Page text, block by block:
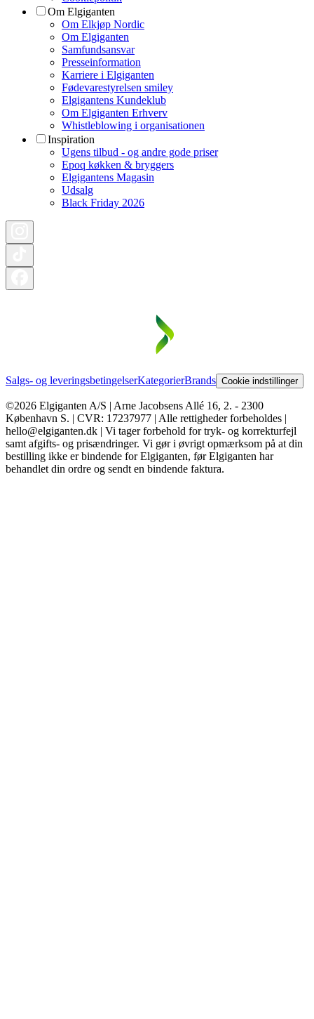
Om Elgiganten
Om Elkjøp Nordic
Om Elgiganten
Samfundsansvar
Presseinformation
Karriere i Elgiganten
Fødevarestyrelsen smiley
Elgigantens Kundeklub
Om Elgiganten Erhverv
Whistleblowing i organisationen
Inspiration
Ugens tilbud - og andre gode priser
Epoq køkken & bryggers
Elgigantens Magasin
Udsalg
Black Friday 2026
Salgs- og leveringsbetingelserKategorierBrands Cookie indstillinger
©2026 Elgiganten A/S | Arne Jacobsens Allé 16, 2. - 2300
København S. | CVR: 17237977 | Alle rettigheder forbeholdes |
hello@elgiganten.dk | Vi tager forbehold for tryk- og korrekturfejl
samt afgifts- og prisændringer. Vi gør i øvrigt opmærksom på at din
bestilling ikke er bindende for Elgiganten, før Elgiganten har
behandlet din ordre og sendt en bindende faktura.